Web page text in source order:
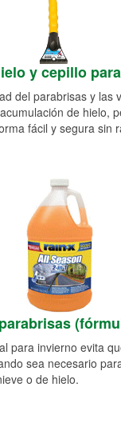
y cepillo
del parabrisas y las
de hielo,
fácil y segura sin
para invierno evita
sea necesario
o de hielo.